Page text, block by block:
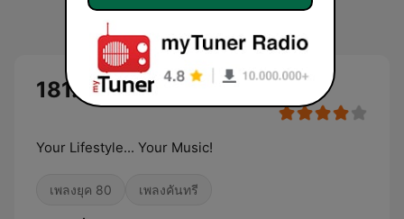
181.fm - 80's Country
Your Lifestyle... Your Music!
เพลงยุค 80 เพลงคันทรี